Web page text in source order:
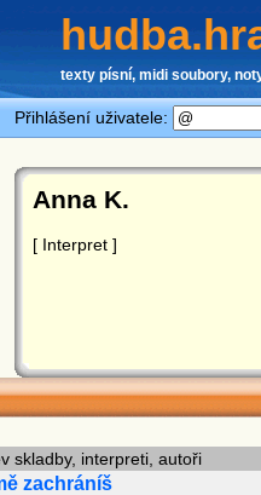
texty písní, midi soubory,
uživatele:
Anna K.
[ Interpret ]
skladby, interpreti, autoři
zachráníš